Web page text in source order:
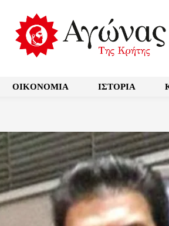
OIKONOMIA ΙΣΤΟΡΙΑ